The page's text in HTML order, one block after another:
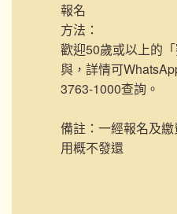
報名
方法：
歡迎50歲或以上的
與，詳情可
3763-1000查詢。
備註：一經報名及
用概不發還